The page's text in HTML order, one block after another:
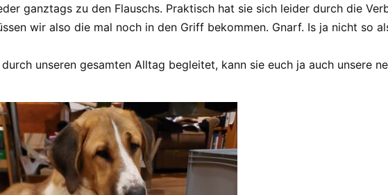
ganztags zu den Flauschs. Praktisch hat sie sich leider durch die
wir also die mal noch in den Griff bekommen. Gnarf. Is ja nicht so
unseren gesamten Alltag begleitet, kann sie euch ja auch unsere